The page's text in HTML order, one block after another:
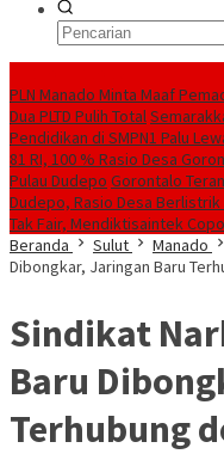
PLN Manado Minta Maaf
Dua PLTD Pulih Total
Pendidikan di SMPN1 Palu
81 RI, 100 % Rasio Desa
Pulau Dudepo Gorontalo
Dudepo, Rasio Desa Berlistrik
Tak Fair, Mendiktisaintek
Beranda
Sulut Manado
Dibongkar, Jaringan Baru
Sindikat
Baru
Terhubung